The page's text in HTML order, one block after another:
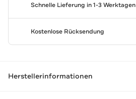
Schnelle Lieferung in 1-3 Werktagen
Kostenlose Rücksendung
Herstellerinformationen